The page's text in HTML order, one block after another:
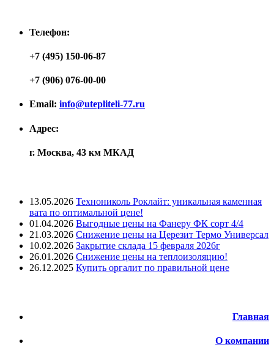
Телефон:
+7 (495) 150-06-87
+7 (906) 076-00-00
Email: info@utepliteli-77.ru
Адрес:
г. Москва, 43 км МКАД
13.05.2026 Технониколь Роклайт: уникальная каменная
вата по оптимальной цене!
01.04.2026 Выгодные цены на Фанеру ФК сорт 4/4
21.03.2026 Снижение цены на Церезит Термо Универсал
10.02.2026 Закрытие склада 15 февраля 2026г
26.01.2026 Снижение цены на теплоизоляцию!
26.12.2025 Купить оргалит по правильной цене
Главная
О компании